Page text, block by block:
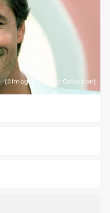
(©Imago / Everett Collection)